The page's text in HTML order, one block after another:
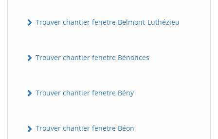
Trouver chantier fenetre Belmont-Luthézieu
Trouver chantier fenetre Bénonces
Trouver chantier fenetre Bény
Trouver chantier fenetre Béon